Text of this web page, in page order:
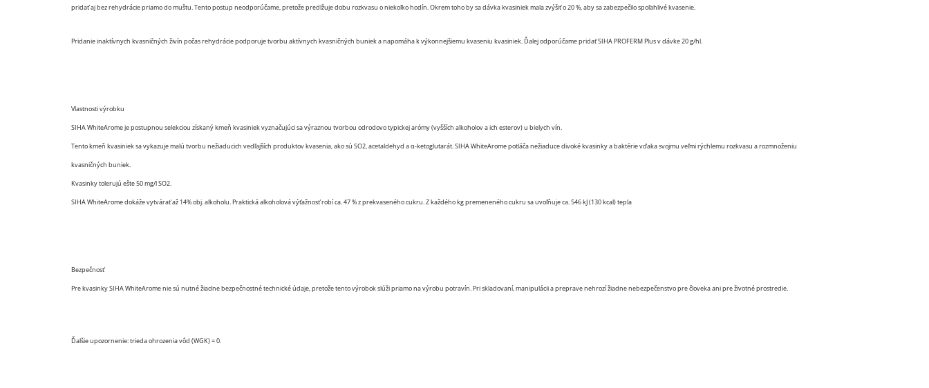
pridať aj bez rehydrácie priamo do muštu. Tento postup neodporúčame, pretože predlžuje dobu rozkvasu o niekoľko hodín. Okrem toho by sa dávka kvasiniek mala zvýšiť o 20 %, aby sa zabezpečilo spoľahlivé kvasenie.
Pridanie inaktívnych kvasničných živín počas rehydrácie podporuje tvorbu aktívnych kvasničných buniek a napomáha k výkonnejšiemu kvaseniu kvasiniek. Ďalej odporúčame pridať SIHA PROFERM Plus v dávke 20 g/hl.
Vlastnosti výrobku
SIHA WhiteArome je postupnou selekciou získaný kmeň kvasiniek vyznačujúci sa výraznou tvorbou odrodovo typickej arómy (vyšších alkoholov a ich esterov) u bielych vín.
Tento kmeň kvasiniek sa vykazuje malú tvorbu nežiaducich vedľajších produktov kvasenia, ako sú SO2, acetaldehyd a α-ketoglutarát. SIHA WhiteArome potláča nežiaduce divoké kvasinky a baktérie vďaka svojmu veľmi rýchlemu rozkvasu a rozmnoženiu
kvasničných buniek.
Kvasinky tolerujú ešte 50 mg/l SO2.
SIHA WhiteArome dokáže vytvárať až 14% obj. alkoholu. Praktická alkoholová výťažnosť robí ca. 47 % z prekvaseného cukru. Z každého kg premeneného cukru sa uvoľňuje ca. 546 kJ (130 kcal) tepla
Bezpečnosť
Pre kvasinky SIHA WhiteArome nie sú nutné žiadne bezpečnostné technické údaje, pretože tento výrobok slúži priamo na výrobu potravín. Pri skladovaní, manipulácii a preprave nehrozí žiadne nebezpečenstvo pre človeka ani pre životné prostredie.
Ďalšie upozornenie: trieda ohrozenia vôd (WGK) = 0.